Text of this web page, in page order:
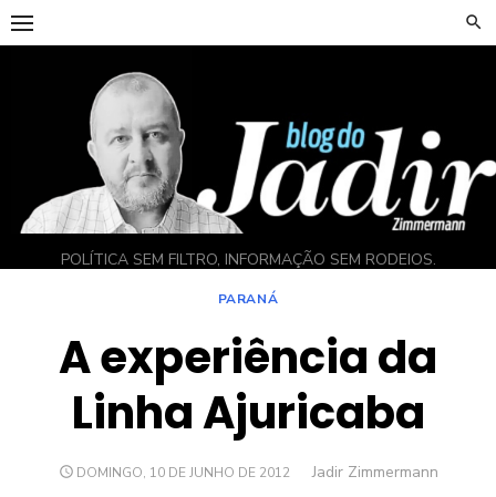
Skip
to
POLÍTICA SEM FILTRO, INFORMAÇÃO SEM RODEIOS.
PARANÁ
A experiência da
Linha Ajuricaba
POSTED
DOMINGO, 10 DE JUNHO DE 2012 Author
Jadir Zimmermann